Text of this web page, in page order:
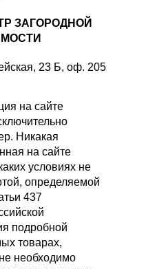
ЗАГОРОДНОЙ
23 Б, оф. 205
на сайте
Никакая
на сайте
условиях не
определяемой
437
подробной
товарах,
необходимо